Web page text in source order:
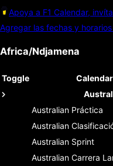
Apoya a F1 Calendar,
Agregar las fechas y
Africa/Ndjamena
Toggle
Australian Práctica
Australian
Australian Sprint
Australian Carrera